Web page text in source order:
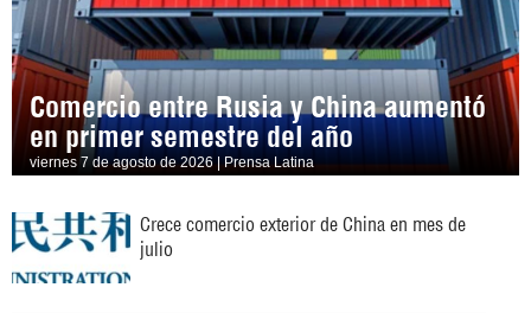
Comercio entre Rusia y China aumentó
en primer semestre del año
viernes 7 de agosto de 2026 | Prensa Latina
Crece comercio exterior de China en mes de
julio